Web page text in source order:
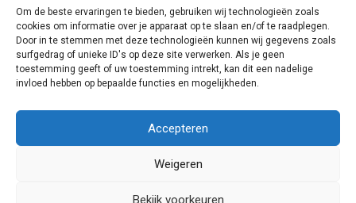
Om de beste ervaringen te bieden, gebruiken wij technologieën zoals
cookies om informatie over je apparaat op te slaan en/of te raadplegen.
Door in te stemmen met deze technologieën kunnen wij gegevens zoals
surfgedrag of unieke ID's op deze site verwerken. Als je geen
toestemming geeft of uw toestemming intrekt, kan dit een nadelige
invloed hebben op bepaalde functies en mogelijkheden.
Accepteren
Weigeren
Bekijk voorkeuren